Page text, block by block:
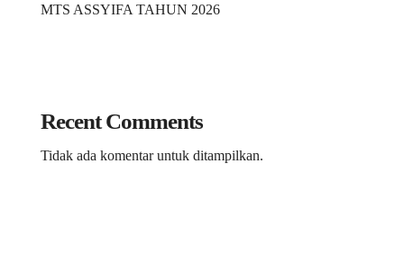
MTS ASSYIFA TAHUN 2026
Recent Comments
Tidak ada komentar untuk ditampilkan.